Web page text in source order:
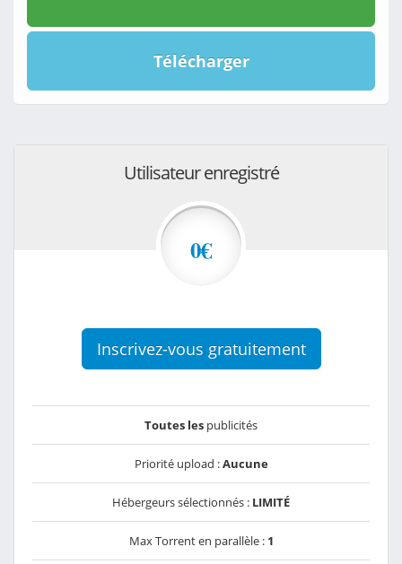
Télécharger
Utilisateur enregistré
0€
Inscrivez-vous gratuitement
Toutes les publicités
Priorité upload :Aucune
Hébergeurs sélectionnés : LIMITÉ
Max Torrent en parallèle : 1